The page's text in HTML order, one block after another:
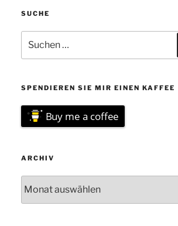
SUCHE
nach:
SPENDIEREN SIE MIR EINEN KAFFEE
Buy me a coffee
ARCHIV